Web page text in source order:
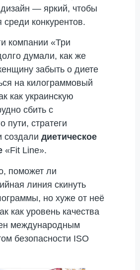
— яркий, чтобы
среди конкурентов.
компании «Три
думали, как же
забыть о диете
на килограммовый
как украинскую
сбить с
пути, стратеги
создали диетическое
«Fit Line».
поможет ли
линия скинуть
но хуже от неё
как уровень качества
международным
безопасности ISO